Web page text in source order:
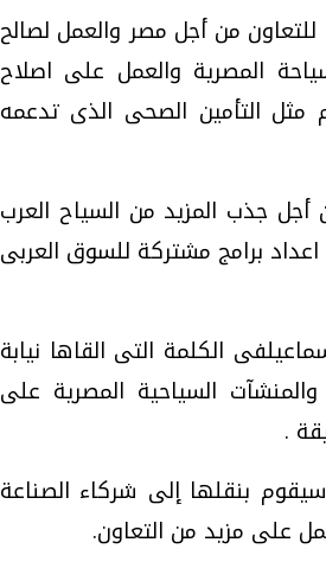
من أجل مصر والعمل لصالح
المصرية والعمل على اصلاح
التأمين الصحى الذى تدعمه
أجل جذب المزيد من السياح العرب
برامج مشتركة للسوق العربى
الكلمة التى القاها نيابة
السياحية المصرية على
.
بنقلها إلى شركاء الصناعة
على مزيد من التعاون.